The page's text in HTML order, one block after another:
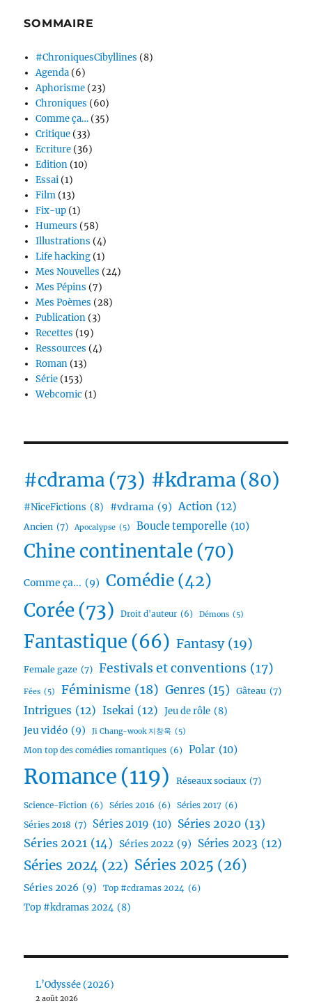
SOMMAIRE
#ChroniquesCibyllines (8)
Agenda(6)
Aphorisme(23)
Chroniques (60)
Comme ça…(35)
Critique(33)
Ecriture(36)
Edition(10)
Essai(1)
Film(13)
Fix-up(1)
Humeurs (58)
Illustrations (4)
Life hacking(1)
Mes Nouvelles (24)
Mes Pépins (7)
Mes Poèmes (28)
Publication(3)
Recettes (19)
Ressources (4)
Roman(13)
Série(153)
Webcomic (1)
#cdrama (73) #kdrama(80)
#NiceFictions (8) #vdrama (9) Action (12)
Ancien (7) Apocalypse (5) Boucle temporelle (10)
Chine continentale (70)
Comme ça... (9) Comédie (42)
Corée(73) Droit d'auteur (6) Démons (5)
Fantastique (66) Fantasy (19)
Female gaze (7) Festivals et conventions (17)
Fées (5) Féminisme (18) Genres (15) Gâteau (7)
Intrigues (12) Isekai (12) Jeu de rôle (8)
Jeu vidéo (9) Ji Chang-wook 지창욱 (5)
Mon top des comédies romantiques (6) Polar (10)
Romance (119) Réseaux sociaux (7)
Science-Fiction (6) Séries 2016 (6) Séries 2017 (6)
Séries 2018 (7) Séries 2019 (10) Séries 2020 (13)
Séries 2021 (14) Séries 2022 (9) Séries 2023 (12)
Séries 2024 (22) Séries 2025 (26)
Séries 2026 (9) Top #cdramas 2024 (6)
Top #kdramas 2024 (8)
L’Odyssée (2026)
2 août 2026